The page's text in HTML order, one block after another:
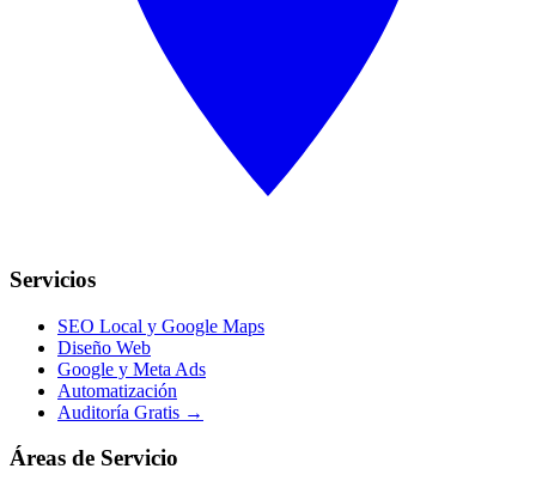
Servicios
SEO Local y Google Maps
Diseño Web
Google y Meta Ads
Automatización
Auditoría Gratis →
Áreas de Servicio